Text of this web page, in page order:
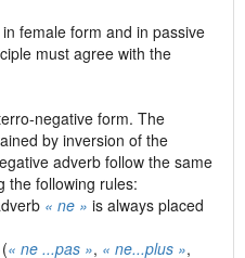
female form and in passive
must agree with the
negative form. The
by inversion of the
adverb follow the same
the following rules:
« ne » is always placed
« ne ...pas », « ne...plus »,